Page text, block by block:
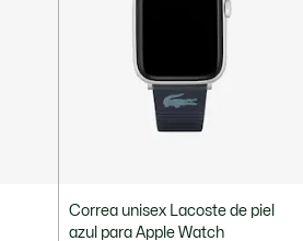
Correa unisex Lacoste de piel
azul para Apple Watch